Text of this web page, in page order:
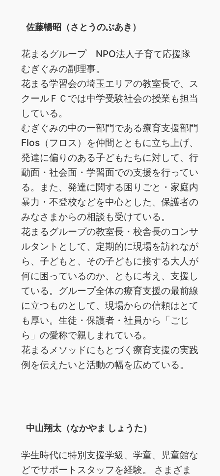
佐藤暢昭（さとうのぶあき）
花まるグループ NPO法人子育て応援隊
むぎぐみの副理事。
花まる学習会の埼玉エリアの教室長で、ス
クールＦＣでは中学受験社会の授業も担当
している。
むぎぐみの中の一部門である療育支援部門
Flos（フロス）を仲間とともに立ち上げ、
発達に偏りのある子どもたちに対して、行
動面・社会面・学習面での支援を行ってい
る。また、発達に関する困りごと・家庭内
暴力・不登校などを中心とした、保護者の
みなさまからの相談も受けている。
花まるグループの教室長・校舎長のコンサ
ルタントとして、定期的に現場を訪れなが
ら、子どもと、その子どもに接する大人が
何に困っているのか、ともに考え、支援し
ている。グループ全体の療育支援の最前線
に立つものとして、現場からの信頼はとて
も厚い。生徒・保護者・社員から「ごじ
ら」の愛称で親しまれている。
花まるメソッドにもとづく療育支援の実践
例を伝えたいと活動の幅を広めている。
中山翔太（なかやま しょうた）
学生時代に特別支援学級、学童、児童館な
どでサポートスタッフを経験。 さまざま